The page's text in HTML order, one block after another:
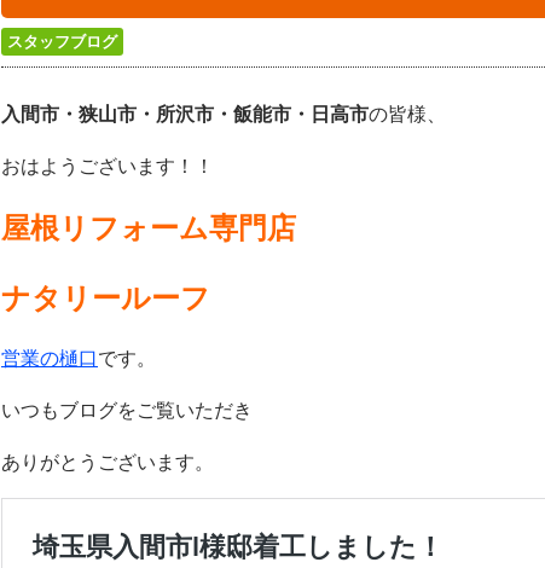
スタッフブログ
入間市・狭山市・所沢市・飯能市・日高市の皆様、
おはようございます！！
屋根リフォーム専門店
ナタリールーフ
営業の樋口です。
いつもブログをご覧いただき
ありがとうございます。